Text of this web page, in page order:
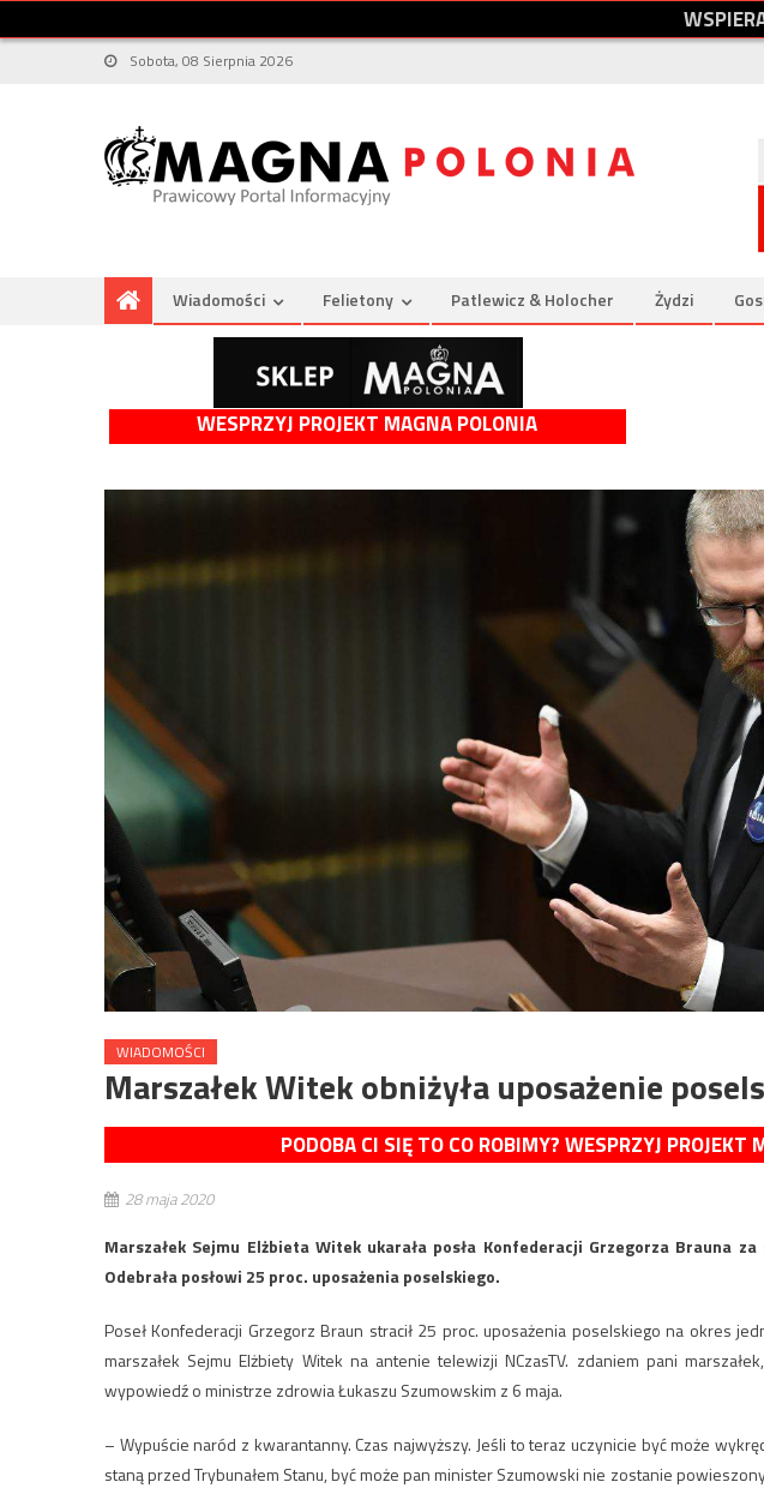
WSPIER
Sobota, 08 Sierpnia 2026
Wiadomości Felietony Patlewicz & Holocher Żydzi
WESPRZYJ PROJEKT MAGNA POLONIA
WIADOMOŚCI
Marszałek Witek obniżyła uposażenie
PODOBA CI SIĘ TO CO ROBIMY? WESPRZYJ PROJEKT
28 maja 2020
Marszałek Sejmu Elżbieta Witek ukarała posła Konfederacji Grzegorza Brauna
Odebrała posłowi 25 proc. uposażenia poselskiego.
Poseł Konfederacji Grzegorz Braun stracił 25 proc. uposażenia poselskiego na okres
marszałek Sejmu Elżbiety Witek na antenie telewizji NCzasTV. zdaniem pani
wypowiedź o ministrze zdrowia Łukaszu Szumowskim z 6 maja.
– Wypuście naród z kwarantanny. Czas najwyższy. Jeśli to teraz uczynicie być może
staną przed Trybunałem Stanu, być może pan minister Szumowski nie zostanie